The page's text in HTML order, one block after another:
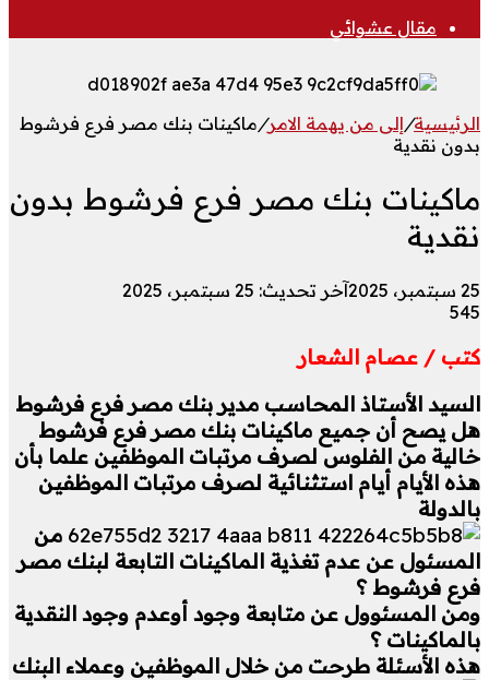
مقال عشوائي
الرئيسية/إلى من يهمة الامر/ماكينات بنك مصر فرع فرشوط
بدون نقدية
ماكينات بنك مصر فرع فرشوط بدون
نقدية
25 سبتمبر، 2025
آخر تحديث: 25 سبتمبر، 2025
545
كتب / عصام الشعار
السيد الأستاذ المحاسب مدير بنك مصر فرع فرشوط
هل يصح أن جميع ماكينات بنك مصر فرع فرشوط
خالية من الفلوس لصرف مرتبات الموظفين علما بأن
هذه الأيام أيام استثنائية لصرف مرتبات الموظفين
بالدولة
من
المسئول عن عدم تغذية الماكينات التابعة لبنك مصر
فرع فرشوط ؟
ومن المسئوول عن متابعة وجود أوعدم وجود النقدية
بالماكينات ؟
هذه الأسئلة طرحت من خلال الموظفين وعملاء البنك